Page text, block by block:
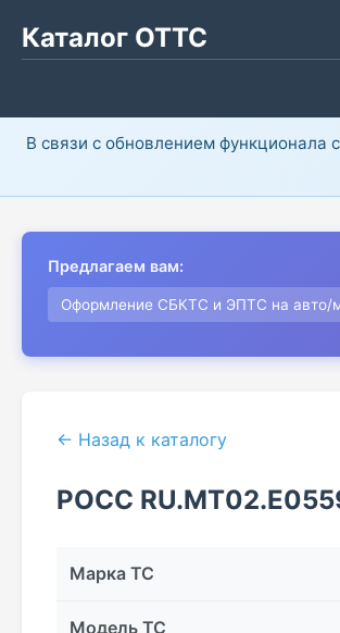
Каталог ОТТС
В связи с обновлением функционала
Предлагаем вам:
Оформление СБКТС и ЭПТС на авто/
← Назад к каталогу
РОСС
Марка ТС
Модель ТС